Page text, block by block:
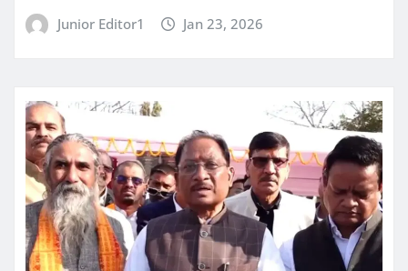
Junior Editor1 Jan 23, 2026